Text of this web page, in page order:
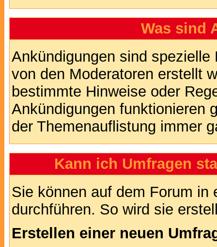
Was sind
Ankündigungen sind
von den Moderatoren erstellt
bestimmte Hinweise oder
Ankündigungen funktionieren
der Themenauflistung immer
Kann ich Umfragen
Sie können auf dem Forum in
durchführen. So wird sie
Erstellen einer neuen